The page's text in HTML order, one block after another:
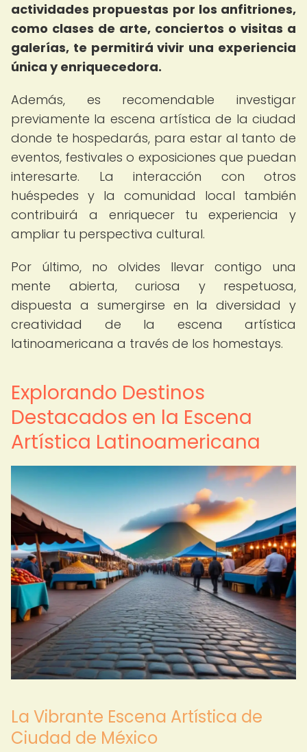
actividades propuestas por los anfitriones,
como clases de arte, conciertos o visitas a
galerías, te permitirá vivir una experiencia
única y enriquecedora.
Además, es recomendable investigar
previamente la escena artística de la ciudad
donde te hospedarás, para estar al tanto de
eventos, festivales o exposiciones que puedan
interesarte. La interacción con otros
huéspedes y la comunidad local también
contribuirá a enriquecer tu experiencia y
ampliar tu perspectiva cultural.
Por último, no olvides llevar contigo una
mente abierta, curiosa y respetuosa,
dispuesta a sumergirse en la diversidad y
creatividad de la escena artística
latinoamericana a través de los homestays.
Explorando Destinos
Destacados en la Escena
Artística Latinoamericana
La Vibrante Escena Artística de
Ciudad de México